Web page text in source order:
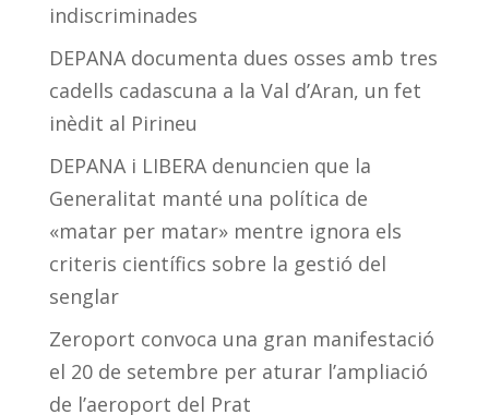
indiscriminades
DEPANA documenta dues osses amb tres
cadells cadascuna a la Val d’Aran, un fet
inèdit al Pirineu
DEPANA i LIBERA denuncien que la
Generalitat manté una política de
«matar per matar» mentre ignora els
criteris científics sobre la gestió del
senglar
Zeroport convoca una gran manifestació
el 20 de setembre per aturar l’ampliació
de l’aeroport del Prat